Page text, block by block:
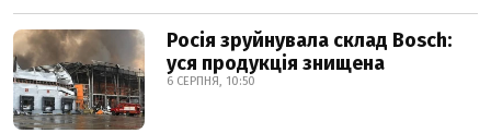
Росія зруйнувала склад Bosch:
уся продукція знищена
6 СЕРПНЯ, 10:50